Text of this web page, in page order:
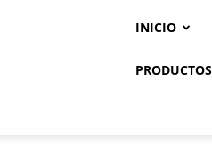
INICIO
PRODUCTOS